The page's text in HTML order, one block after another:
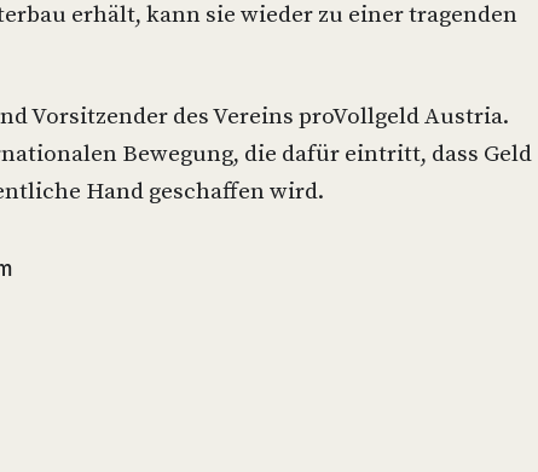
erhält, kann sie wieder zu einer tragenden
Vorsitzender des Vereins proVollgeld Austria.
Bewegung, die dafür eintritt, dass Geld
Hand geschaffen wird.